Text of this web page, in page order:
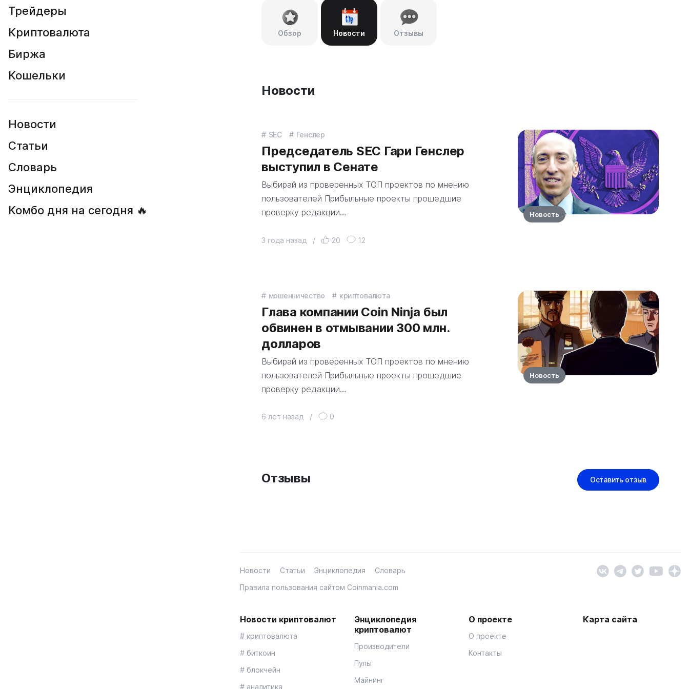
Трейдеры
Криптовалюта
Биржа
Кошельки
Новости
Статьи
Словарь
Энциклопедия
Комбо дня на сегодня 🔥
Обзор Новости Отзывы
Новости
SEC Генслер
Председатель SEC Гари Генслер
выступил в Сенате
Выбирай из проверенных ТОП проектов по мнению
пользователей Прибыльные проекты прошедшие
проверку редакции…
3 года назад / 20 12
Новость
мошенничество криптовалюта
Глава компании Coin Ninja был
обвинен в отмывании 300 млн.
долларов
Выбирай из проверенных ТОП проектов по мнению
пользователей Прибыльные проекты прошедшие
проверку редакции…
6 лет назад / 0
Новость
Отзывы Оставить отзыв
Новости Статьи Энциклопедия
Словарь
Правила пользования сайтом Coinmania.com
Новости криптовалют
# криптовалюта
# биткоин
# блокчейн
# аналитика
Энциклопедия
криптовалют
Производители
Пулы
Майнинг
О проекте
О проекте
Контакты
Карта сайта